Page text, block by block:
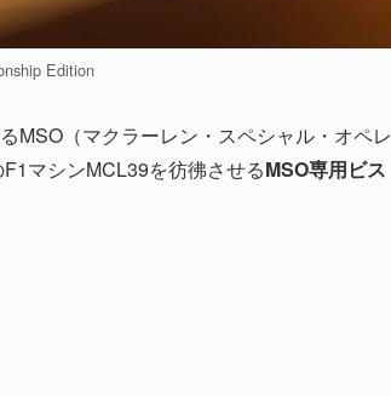
Edition
MSO（マクラーレン・スペシャル・オペレ
マシンMCL39を彷彿させるMSO専用ビス